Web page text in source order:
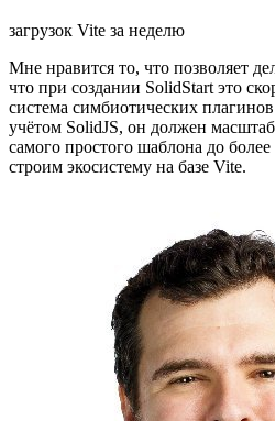
загрузок Vite за неделю
Мне нравится то, что позволяет
что при создании SolidStart это
система симбиотических
учётом SolidJS, он должен
самого простого шаблона до
строим экосистему на базе Vite.